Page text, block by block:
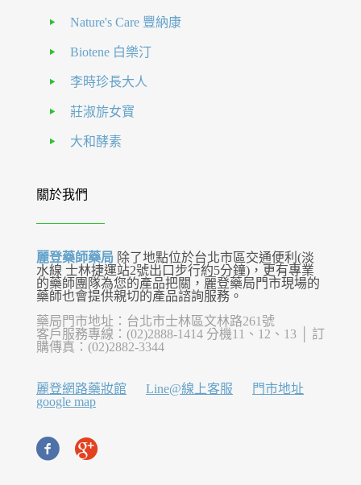
Nature's Care 豐納康
Biotene 白樂汀
李時珍長大人
莊淑旂女寶
大和酵素
關於我們
麗登藥師藥局 除了地點位於台北市區交通便利(淡
水線 士林捷運站2號出口步行約5分鐘)，更有專業
的藥師團隊為您的產品把關，麗登藥局門市現場的
藥師也會提供親切的產品諮詢服務。
藥局門市地址：台北市士林區文林路261號
客戶服務專線：(02)2888-1414 分機11、12、13 │ 訂
購傳真：(02)2882-3344
麗登網路藥妝館 Line@線上客服
門市地址
google map